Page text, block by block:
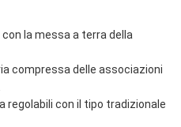
la messa a terra della
compressa delle associazioni
regolabili con il tipo tradizionale